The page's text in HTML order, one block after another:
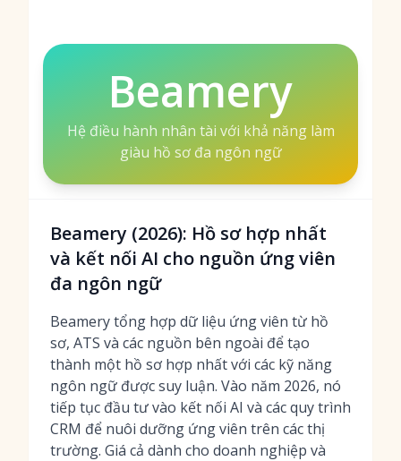
Beamery
Hệ điều hành nhân tài với khả năng làm
giàu hồ sơ đa ngôn ngữ
Beamery (2026): Hồ sơ hợp nhất
và kết nối AI cho nguồn ứng viên
đa ngôn ngữ
Beamery tổng hợp dữ liệu ứng viên từ hồ
sơ, ATS và các nguồn bên ngoài để tạo
thành một hồ sơ hợp nhất với các kỹ năng
ngôn ngữ được suy luận. Vào năm 2026, nó
tiếp tục đầu tư vào kết nối AI và các quy trình
CRM để nuôi dưỡng ứng viên trên các thị
trường. Giá cả dành cho doanh nghiệp và